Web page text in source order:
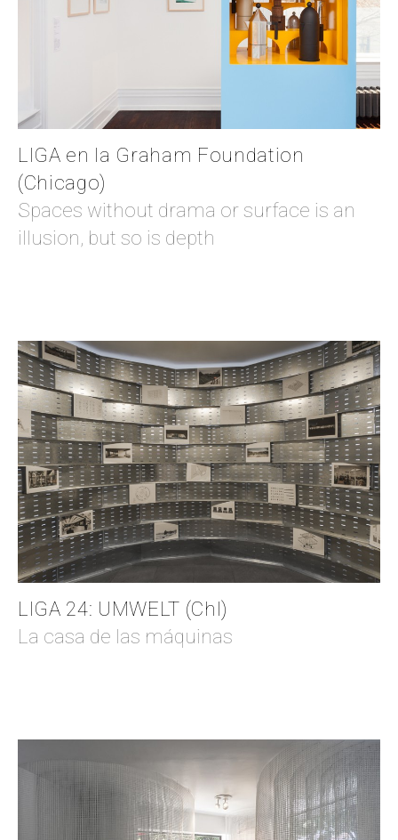
LIGA en la Graham Foundation
(Chicago)
Spaces without drama or surface is an
illusion, but so is depth
LIGA 24: UMWELT (Chl)
La casa de las máquinas